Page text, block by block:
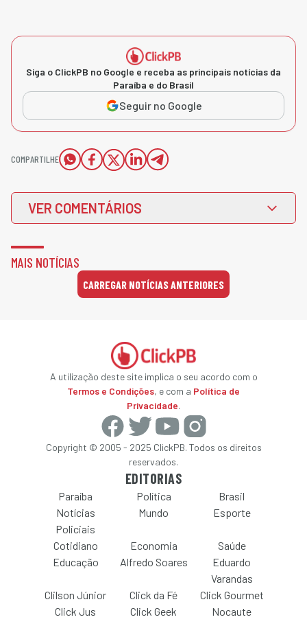
Siga o ClickPB no Google e receba as principais notícias da
Paraíba e do Brasil
Seguir no Google
COMPARTILHE
VER COMENTÁRIOS
MAIS NOTÍCIAS
CARREGAR NOTÍCIAS ANTERIORES
A utilização deste site implica o seu acordo com o
Termos e Condições, e com a Política de
Privacidade.
Copyright © 2005 - 2025 ClickPB. Todos os direitos
reservados.
EDITORIAS
Paraíba Política
Brasil
Notícias
Policiais
Mundo Esporte
Cotidiano Economia
Saúde
Educação
Alfredo Soares
Eduardo
Varandas
Clilson Júnior
Click da Fé
Click Gourmet
Click Jus
Click Geek Nocaute